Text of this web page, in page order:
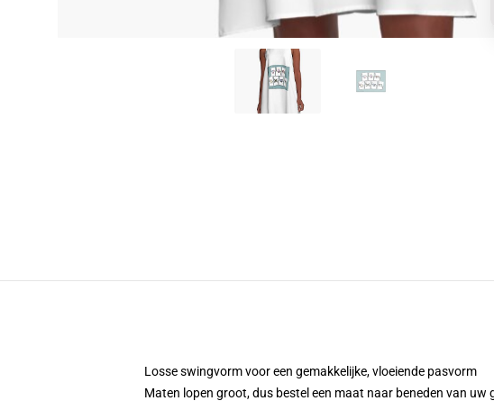
Losse swingvorm voor een gemakkelijke, vloeiende pasvorm
Maten lopen groot, dus bestel een maat naar beneden van uw